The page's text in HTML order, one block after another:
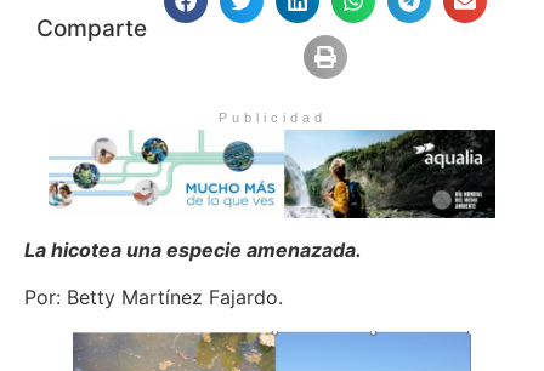
Comparte
Publicidad
La hicotea una especie amenazada.
Por: Betty Martínez Fajardo.